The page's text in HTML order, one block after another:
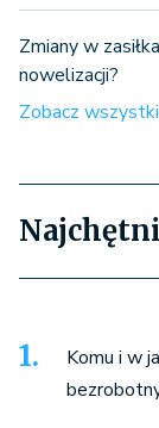
Zmiany w
nowelizacji?
Zobacz
Komu i w